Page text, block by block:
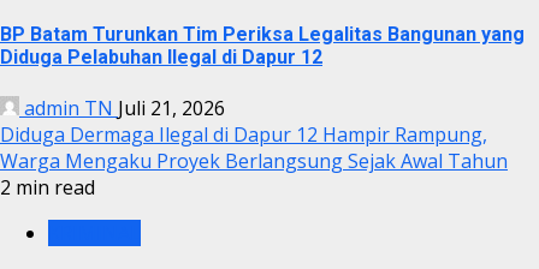
BP Batam Turunkan Tim Periksa Legalitas Bangunan yang
Diduga Pelabuhan Ilegal di Dapur 12
admin TN Juli 21, 2026
Diduga Dermaga Ilegal di Dapur 12 Hampir Rampung,
Warga Mengaku Proyek Berlangsung Sejak Awal Tahun
2 min read